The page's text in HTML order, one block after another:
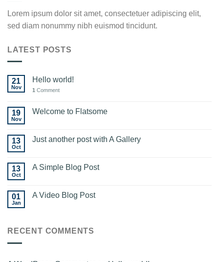
Lorem ipsum dolor sit amet, consectetuer adipiscing elit,
sed diam nonummy nibh euismod tincidunt.
LATEST POSTS
21
Nov
Hello world!
1 Comment
19
Nov
Welcome to Flatsome
13
Oct
Just another post with A Gallery
13
Oct
A Simple Blog Post
01
Jan
A Video Blog Post
RECENT COMMENTS